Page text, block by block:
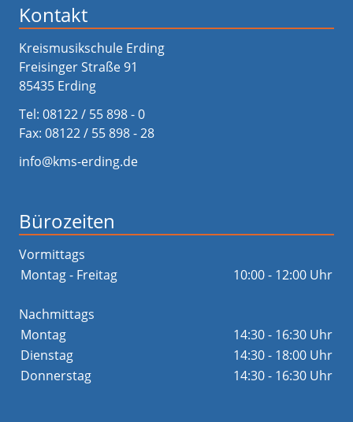
Kontakt
Kreismusikschule Erding
Freisinger Straße 91
85435 Erding
Tel: 08122 / 55 898 - 0
Fax: 08122 / 55 898 - 28
info@kms-erding.de
Bürozeiten
Vormittags
Montag - Freitag
10:00 - 12:00 Uhr
Nachmittags
Montag
14:30 - 16:30 Uhr
Dienstag
14:30 - 18:00 Uhr
Donnerstag
14:30 - 16:30 Uhr